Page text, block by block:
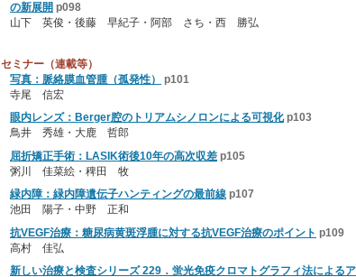
の新展開 p098
山下 英俊・後藤 早紀子・阿部 さち・西 勝弘
セミナー（連載等）
写真：脈絡膜血管腫（孤発性）
p101
寺尾 信宏
眼内レンズ：Berger腔のトリアムシノロンによる可視化 p103
鳥井 秀雄・大鹿 哲郎
屈折矯正手術：LASIK術後10年の高次収差 p105
粥川 佳菜絵・稗田 牧
緑内障：緑内障遺伝子ハンティングの最前線 p107
池田 陽子・中野 正和
抗VEGF治療：糖尿病黄斑浮腫に対する抗VEGF治療のポイント p109
高村 佳弘
新しい治療と検査シリーズ 229．蛍光免疫クロマトグラフィ法による